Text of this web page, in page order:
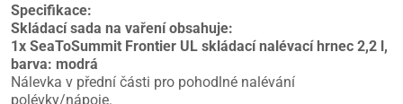
Specifikace:
Skládací sada na vaření obsahuje:
1x SeaToSummit Frontier UL skládací nalévací hrnec 2,2 l,
barva: modrá
Nálevka v přední části pro pohodlné nalévání
polévky/nápoje.